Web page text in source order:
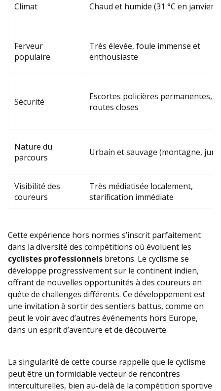
Climat Chaud et humide (31 °C en janvier)
Ferveur
populaire
Très élevée, foule immense et
enthousiaste
Sécurité
Escortes policières permanentes,
routes closes
Nature du
parcours
Urbain et sauvage (montagne,
Visibilité des
coureurs
Très médiatisée localement,
starification immédiate
Cette expérience hors normes s’inscrit parfaitement
dans la diversité des compétitions où évoluent les
cyclistes professionnels bretons. Le cyclisme se
développe progressivement sur le continent indien,
offrant de nouvelles opportunités à des coureurs en
quête de challenges différents. Ce développement est
une invitation à sortir des sentiers battus, comme on
peut le voir avec d’autres événements hors Europe,
dans un esprit d’aventure et de découverte.
La singularité de cette course rappelle que le cyclisme
peut être un formidable vecteur de rencontres
interculturelles, bien au-delà de la compétition sportive